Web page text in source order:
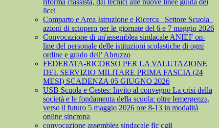
riforma classista, dai tecnici alle nuove linee guida dei
licei
Comparto e Area Istruzione e Ricerca_ Settore Scuola_
azioni di sciopero per le giornate del 6 e 7 maggio 2026
Convocazione di un'assemblea sindacale ANIEF on-
line del personale delle istituzioni scolastiche di ogni
ordine e grado dell' Abruzzo
FEDERATA-RICORSO PER LA VALUTAZIONE
DEL SERVIZIO MILITARE PRIMA FASCIA (24
MESI) SCADENZA 05 GIUGNO 2026
USB Scuola e Cestes: Invito al convegno La crisi della
società e le fondamenta della scuola: oltre lemergenza,
verso il futuro 5 maggio 2026 ore 8-13 in modalità
online sincrona
convocazione assemblea sindacale flc cgil